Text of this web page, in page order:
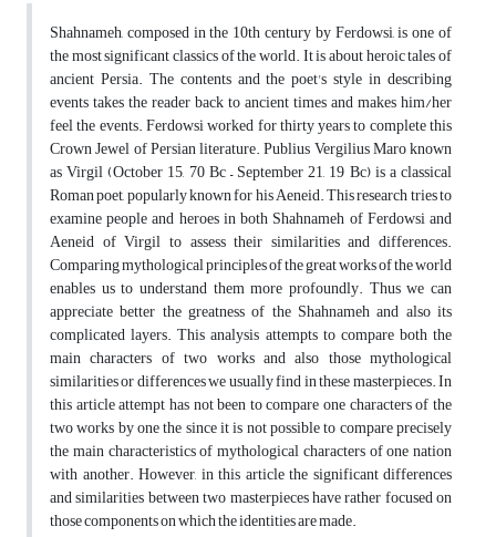
Shahnameh, composed in the 10th century by Ferdowsi, is one of
the most significant classics of the world. It is about heroic tales of
ancient Persia. The contents and the poet's style in describing
events takes the reader back to ancient times and makes him/her
feel the events. Ferdowsi worked for thirty years to complete this
Crown Jewel of Persian literature. Publius Vergilius Maro known
as Virgil (October 15, 70 Bc – September 21, 19 Bc) is a classical
Roman poet, popularly known for his Aeneid. This research tries to
examine people and heroes in both Shahnameh of Ferdowsi and
Aeneid of Virgil to assess their similarities and differences.
Comparing mythological principles of the great works of the world
enables us to understand them more profoundly. Thus we can
appreciate better the greatness of the Shahnameh and also its
complicated layers. This analysis attempts to compare both the
main characters of two works and also those mythological
similarities or differences we usually find in these masterpieces. In
this article attempt has not been to compare one characters of the
two works by one the since it is not possible to compare precisely
the main characteristics of mythological characters of one nation
with another. However, in this article the significant differences
and similarities between two masterpieces have rather focused on
those components on which the identities are made.